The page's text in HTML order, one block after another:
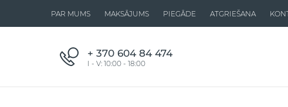
PAR MUMS MAKSĀJUMS PIEGĀDE ATGRIEŠANA
+ 370 604 84 474
I - V: 10:00 - 18:00